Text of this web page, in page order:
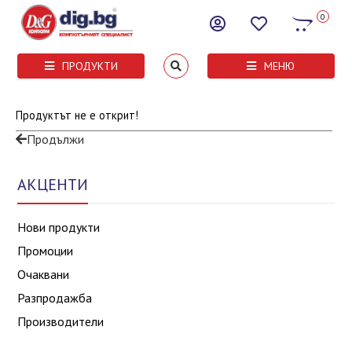
0
ПРОДУКТИ МЕНЮ
Продуктът не е открит!
Продължи
АКЦЕНТИ
Нови продукти
Промоции
Очаквани
Разпродажба
Производители